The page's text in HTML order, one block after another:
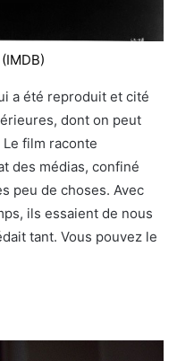
a été reproduit et cité
dont on peut
Le film raconte
des médias, confiné
peu de choses. Avec
ils essaient de nous
tant. Vous pouvez le